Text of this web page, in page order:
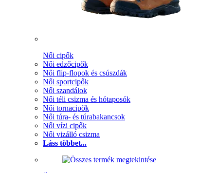
Női cipők
Női edzőcipők
Női flip-flopok és csúszdák
Női sportcipők
Női szandálok
Női téli csizma és hótaposók
Női tornacipők
Női túra- és túrabakancsok
Női vízi cipők
Női vizálló csizma
Láss többet...